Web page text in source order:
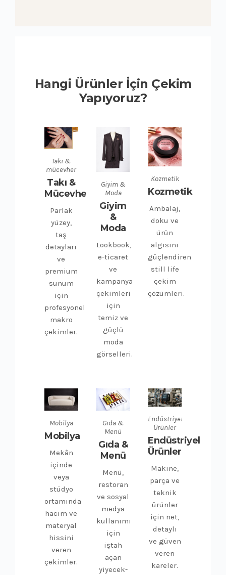
Hangi Ürünler İçin Çekim
Yapıyoruz?
Takı &
mücevher
Takı &
Mücevher
Parlak
yüzey,
taş
detayları
ve
premium
sunum
için
profesyonel
makro
çekimler.
Giyim &
Moda
Giyim
&
Moda
Lookbook,
e-ticaret
ve
kampanya
çekimleri
için
temiz ve
güçlü
moda
görselleri.
Kozmetik
Kozmetik
Ambalaj,
doku ve
ürün
algısını
güçlendiren
still life
çekim
çözümleri.
Mobilya
Mobilya
Mekân
içinde
veya
stüdyo
ortamında
hacim ve
materyal
hissini
veren
çekimler.
Gıda &
Menü
Gıda &
Menü
Menü,
restoran
ve sosyal
medya
kullanımı
için
iştah
açan
yiyecek-
Endüstriyel
Ürünler
Endüstriyel
Ürünler
Makine,
parça ve
teknik
ürünler
için net,
detaylı
ve güven
veren
kareler.